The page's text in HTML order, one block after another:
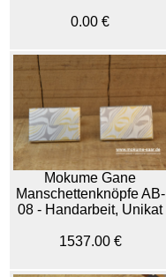
0.00 €
Mokume Gane
Manschettenknöpfe AB-
08 - Handarbeit, Unikat
1537.00 €